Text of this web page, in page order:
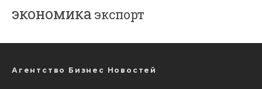
экономика экспорт
Агентство Бизнес Новостей